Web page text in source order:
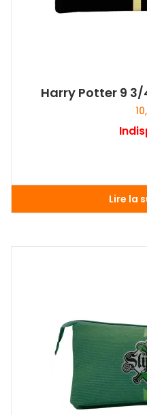
Harry Potter 9
Lire la